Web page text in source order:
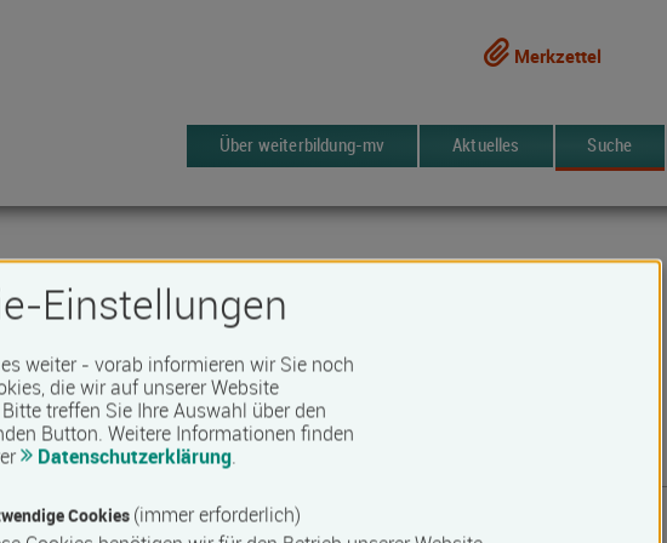
Merkzettel
Über weiterbildung-mv Aktuelles Suche
Wismar
9 Kurse
Einstellungen
weiter - vorab informieren wir Sie noch
die wir auf unserer Website
treffen Sie Ihre Auswahl über den
Button. Weitere Informationen finden
Datenschutzerklärung.
Cookies (immer erforderlich)